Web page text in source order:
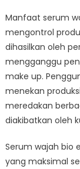
Manfaat serum
mengontrol
dihasilkan oleh
mengganggu
make up.
menekan
meredakan
diakibatkan oleh
Serum wajah bio
yang maksimal